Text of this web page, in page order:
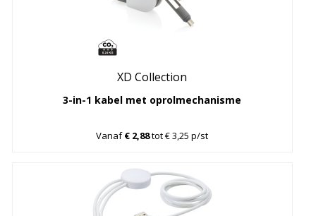
XD Collection
3-in-1 kabel met oprolmechanisme
Vanaf€ 2,88tot € 3,25 p/st